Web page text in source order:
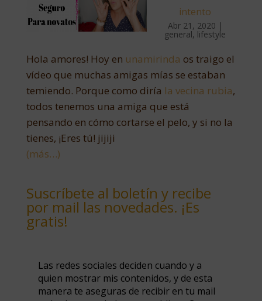
intento
Abr 21, 2020 |
general, lifestyle
Hola amores! Hoy en unamirinda os traigo el
vídeo que muchas amigas mías se estaban
temiendo. Porque como diría la vecina rubia,
todos tenemos una amiga que está
pensando en cómo cortarse el pelo, y si no la
tienes, ¡Eres tú! jijiji
(más…)
Suscríbete al boletín y recibe
por mail las novedades. ¡Es
gratis!
Las redes sociales deciden cuando y a
quien mostrar mis contenidos, y de esta
manera te aseguras de recibir en tu mail